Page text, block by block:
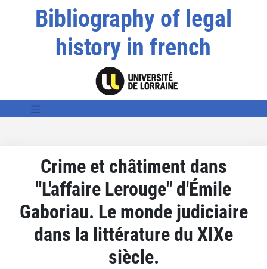
Bibliography of legal
history in french
Crime et châtiment dans
"L'affaire Lerouge" d'Émile
Gaboriau. Le monde judiciaire
dans la littérature du XIXe
siècle.